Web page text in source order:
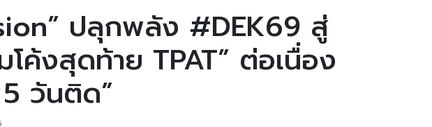
ปลุกพลัง #DEK69 สู่
ค้งสุดท้าย TPAT” ต่อเนื่อง
วันติด”